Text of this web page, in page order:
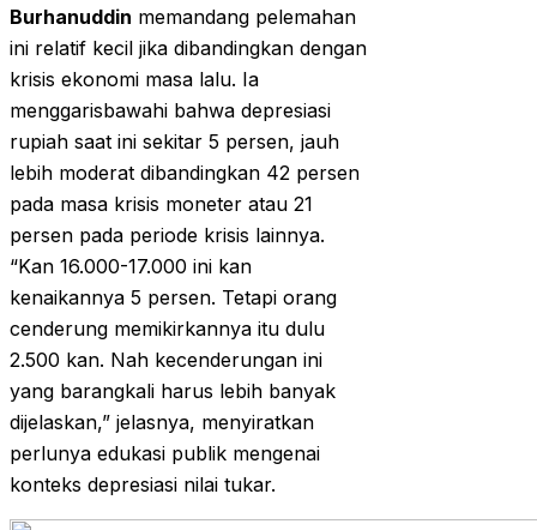
Burhanuddin memandang pelemahan
ini relatif kecil jika dibandingkan dengan
krisis ekonomi masa lalu. Ia
menggarisbawahi bahwa depresiasi
rupiah saat ini sekitar 5 persen, jauh
lebih moderat dibandingkan 42 persen
pada masa krisis moneter atau 21
persen pada periode krisis lainnya.
“Kan 16.000-17.000 ini kan
kenaikannya 5 persen. Tetapi orang
cenderung memikirkannya itu dulu
2.500 kan. Nah kecenderungan ini
yang barangkali harus lebih banyak
dijelaskan,” jelasnya, menyiratkan
perlunya edukasi publik mengenai
konteks depresiasi nilai tukar.